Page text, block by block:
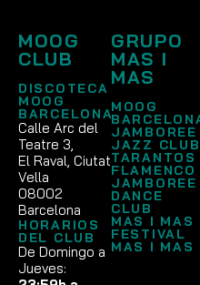
MOOG
CLUB
DISCOTECA
MOOG
BARCELONA
Calle Arc del
Teatre 3,
El Raval, Ciutat
Vella
08002
Barcelona
HORARIOS
DEL CLUB
De Domingo a
Jueves:
GRUPO
MAS I
MAS
MOOG
JAMBOREE
JAZZ CLUB
TARANTOS
FLAMENCO
JAMBOREE
DANCE
CLUB
MAS I MAS
FESTIVAL
MAS I MAS